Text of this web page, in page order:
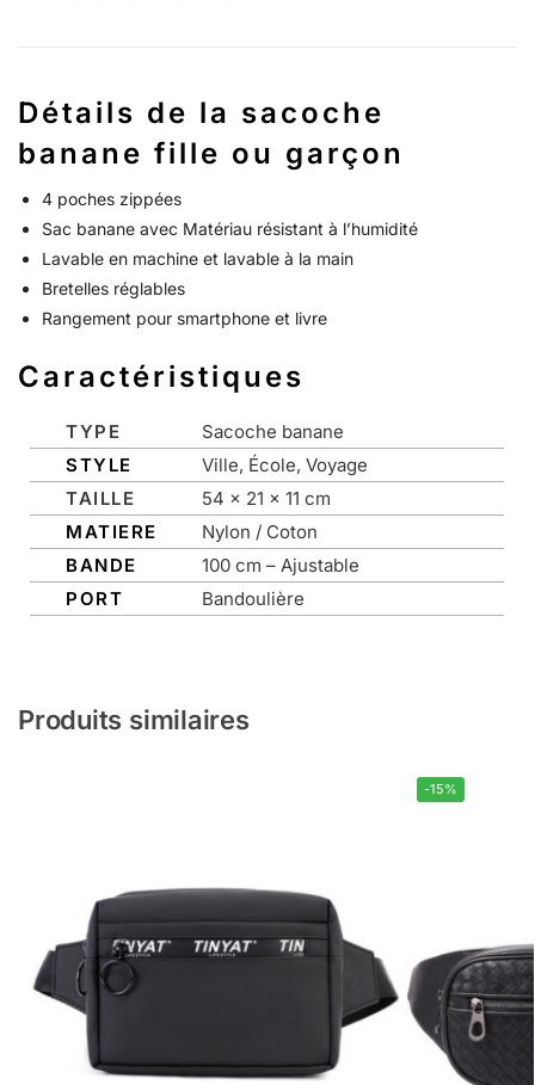
Détails de la sacoche
banane fille ou garçon
4 poches zippées
Sac banane avec Matériau résistant à l’humidité
Lavable en machine et lavable à la main
Bretelles réglables
Rangement pour smartphone et livre
Caractéristiques
TYPE
Sacoche banane
STYLE
Ville, École, Voyage
TAILLE
54 x 21 x 11 cm
MATIERE
Nylon / Coton
BANDE
100 cm – Ajustable
PORT
Bandoulière
Produits similaires
-15%